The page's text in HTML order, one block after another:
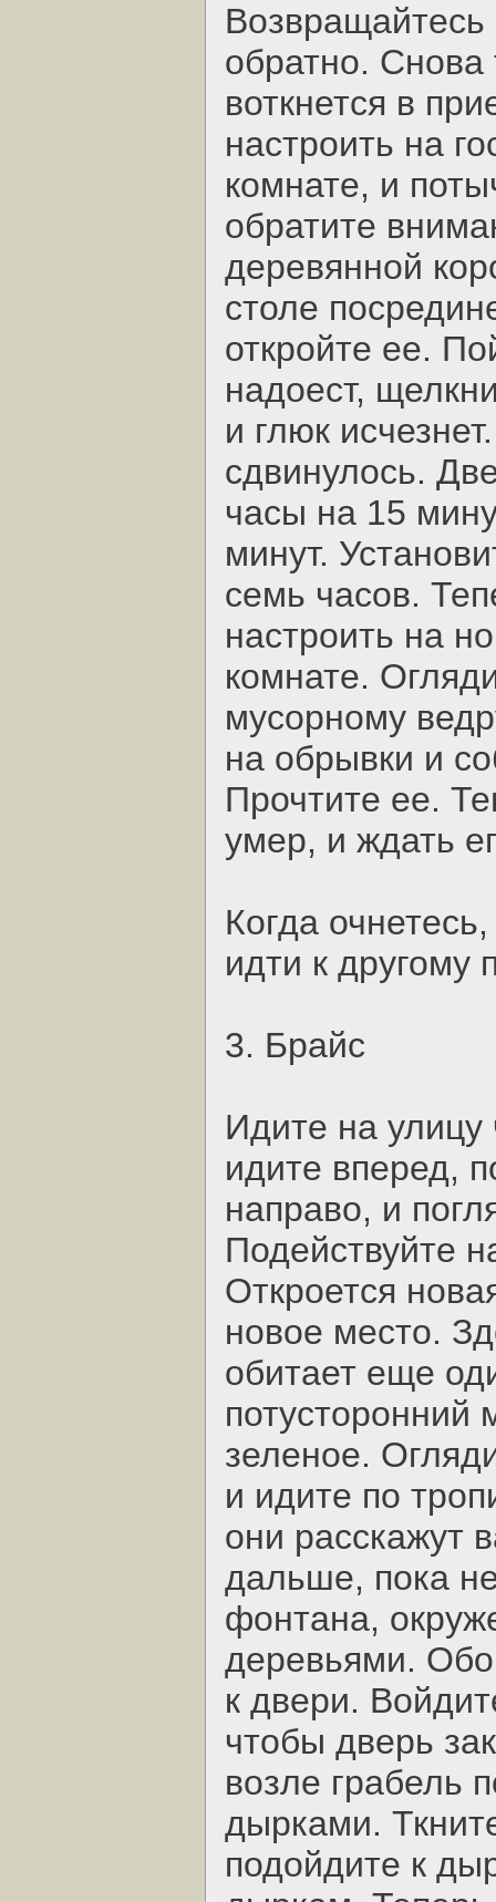
Возвращайтесь
обратно. Снова
воткнется в
настроить на
комнате, и
обратите
деревянной
столе
откройте ее.
надоест,
и глюк
сдвинулось.
часы на 15
минут.
семь часов.
настроить на
комнате.
мусорному
на обрывки и
Прочтите ее.
умер, и ждать
Когда
идти к другому
3. Брайс
Идите на улицу
идите вперед,
направо, и
Подействуйте
Откроется
новое место.
обитает еще
потусторонний
зеленое.
и идите по
они расскажут
дальше, пока
фонтана,
деревьями.
к двери.
чтобы дверь
возле грабель
дырками.
подойдите к